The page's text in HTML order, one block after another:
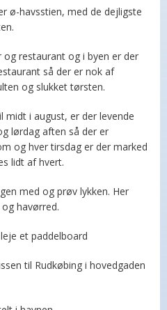
ø-havsstien, med de dejligste
og restaurant og i byen er der
så der er nok af
og slukket tørsten.
midt i august, er der levende
lørdag aften så der er
og hver tirsdag er der marked
lidt af hvert.
med og prøv lykken. Her
havørred.
et paddelboard
til Rudkøbing i hovedgaden